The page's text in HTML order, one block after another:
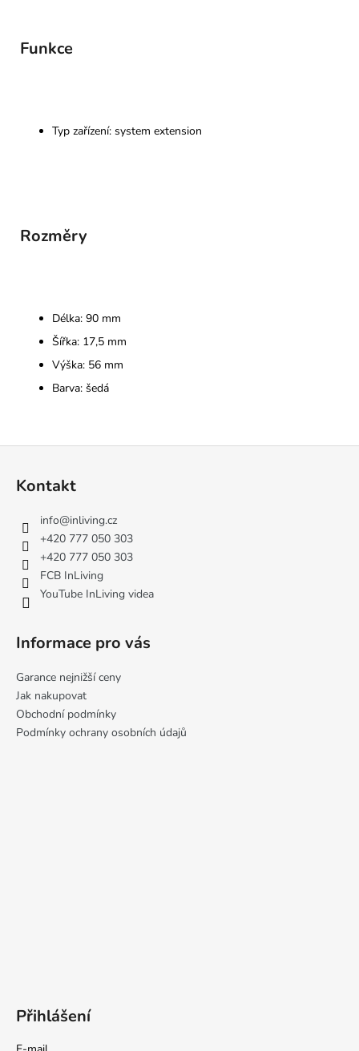
Funkce
Typ zařízení: system extension
Rozměry
Délka: 90 mm
Šířka: 17,5 mm
Výška: 56 mm
Barva: šedá
Kontakt
info@inliving.cz
+420 777 050 303
+420 777 050 303
FCB InLiving
YouTube InLiving videa
Informace pro vás
Garance nejnižší ceny
Jak nakupovat
Obchodní podmínky
Podmínky ochrany osobních údajů
Přihlášení